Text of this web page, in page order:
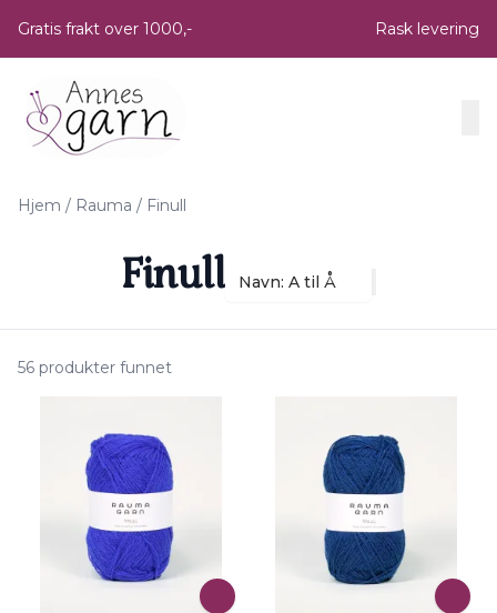
Gratis frakt over 1000,- Rask levering
Hjem / Rauma / Finull
Finull Navn: A til Å
56 produkter funnet